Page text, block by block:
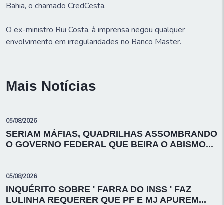
Bahia, o chamado CredCesta.
O ex-ministro Rui Costa, à imprensa negou qualquer
envolvimento em irregularidades no Banco Master.
Mais Notícias
05/08/2026
SERIAM MÁFIAS, QUADRILHAS ASSOMBRANDO
O GOVERNO FEDERAL QUE BEIRA O ABISMO...
05/08/2026
INQUÉRITO SOBRE ' FARRA DO INSS ' FAZ
LULINHA REQUERER QUE PF E MJ APUREM...